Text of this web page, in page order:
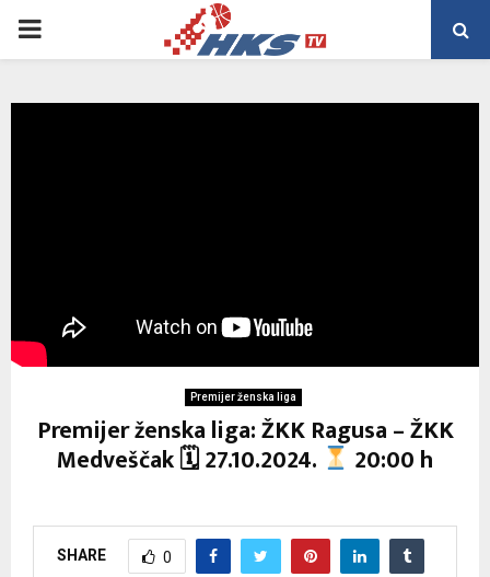
PRIMARY
Premijer ženska liga
Premijer ženska liga: ŽKK Ragusa – ŽKK
Medveščak 🗓 27.10.2024. 20:00 h
SHARE 0